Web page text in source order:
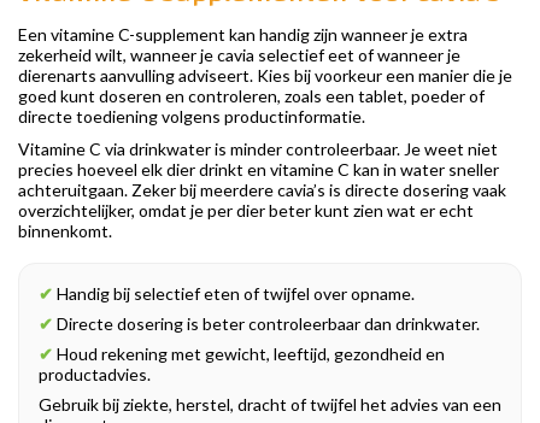
Een vitamine C-supplement kan handig zijn wanneer je extra
zekerheid wilt, wanneer je cavia selectief eet of wanneer je
dierenarts aanvulling adviseert. Kies bij voorkeur een manier die je
goed kunt doseren en controleren, zoals een tablet, poeder of
directe toediening volgens productinformatie.
Vitamine C via drinkwater is minder controleerbaar. Je weet niet
precies hoeveel elk dier drinkt en vitamine C kan in water sneller
achteruitgaan. Zeker bij meerdere cavia’s is directe dosering vaak
overzichtelijker, omdat je per dier beter kunt zien wat er echt
binnenkomt.
✔ Handig bij selectief eten of twijfel over opname.
✔ Directe dosering is beter controleerbaar dan drinkwater.
✔ Houd rekening met gewicht, leeftijd, gezondheid en
productadvies.
Gebruik bij ziekte, herstel, dracht of twijfel het advies van een